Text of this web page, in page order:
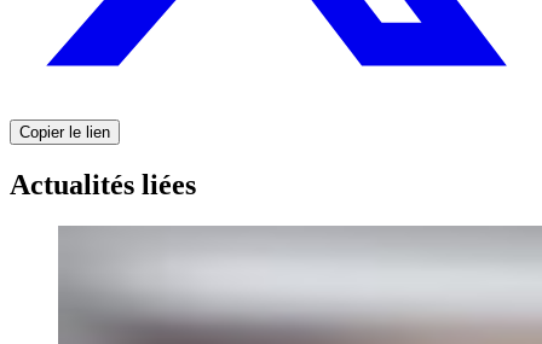
Copier le lien
Actualités liées